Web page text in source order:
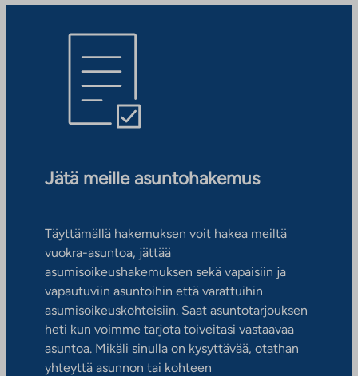
Jätä meille asuntohakemus
Täyttämällä hakemuksen voit hakea meiltä
vuokra-asuntoa, jättää
asumisoikeushakemuksen sekä vapaisiin ja
vapautuviin asuntoihin että varattuihin
asumisoikeuskohteisiin. Saat asuntotarjouksen
heti kun voimme tarjota toiveitasi vastaavaa
asuntoa. Mikäli sinulla on kysyttävää, otathan
yhteyttä asunnon tai kohteen